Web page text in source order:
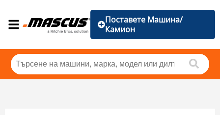
Поставете Машина/
Камион